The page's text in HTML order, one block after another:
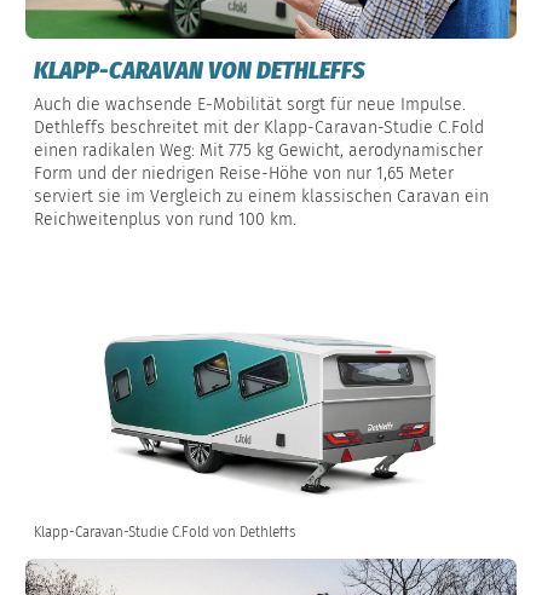
KLAPP-CARAVAN VON DETHLEFFS
Auch die wachsende E-Mobilität sorgt für neue Impulse.
Dethleffs beschreitet mit der Klapp-Caravan-Studie C.Fold
einen radikalen Weg: Mit 775 kg Gewicht, aerodynamischer
Form und der niedrigen Reise-Höhe von nur 1,65 Meter
serviert sie im Vergleich zu einem klassischen Caravan ein
Reichweitenplus von rund 100 km.
Klapp-Caravan-Studie C.Fold von Dethleffs